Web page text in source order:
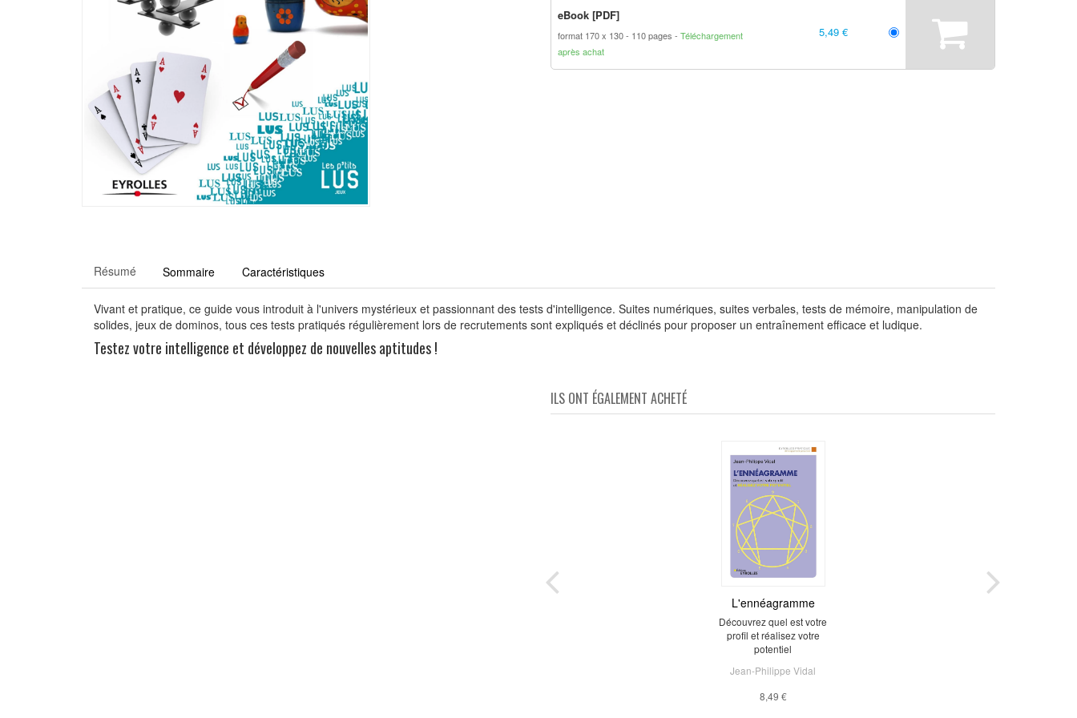
eBook [PDF]
format 170 x 130 110 pages
Téléchargement
après achat
5,49 €
Résumé Sommaire Caractéristiques
Vivant et pratique, ce guide vous introduit à l'univers mystérieux et passionnant des tests d'intelligence. Suites numériques, suites verbales, tests de mémoire, manipulation de
solides, jeux de dominos, tous ces tests pratiqués régulièrement lors de recrutements sont expliqués et déclinés pour proposer un entraînement efficace et ludique.
Testez votre intelligence et développez de nouvelles aptitudes !
ILS ONT ÉGALEMENT ACHETÉ
L'ennéagramme
Découvrez quel est votre
profil et réalisez votre
potentiel
Jean-Philippe Vidal
8,49 €